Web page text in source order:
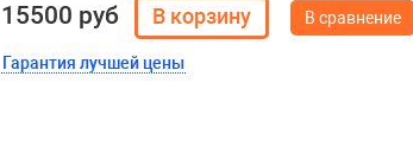
15500 руб
Гарантия лучшей цены
В сравнение